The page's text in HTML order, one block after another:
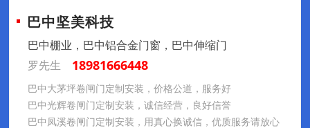
巴中坚美科技
巴中棚业，巴中铝合金门窗，巴中伸缩门
罗先生
18981666448
巴中大茅坪卷闸门定制安装，价格公道，服务好
巴中光辉卷闸门定制安装，诚信经营，良好信誉
巴中凤溪卷闸门定制安装，用真心换诚信，优质服务请放心